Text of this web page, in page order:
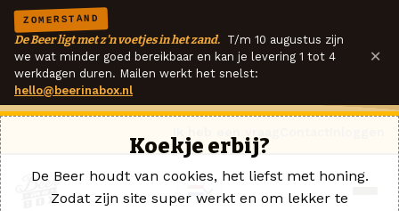
ZOMERSTAND
De Beer ligt met z'n voetjes in het zand. T/m 10 augustus zijn
we wat minder goed bereikbaar en kan je levering 1 tot 4
werkdagen duren. Mailen werkt het snelst:
hello@beerinabox.nl
×
Koekje erbij?
De Beer houdt van cookies, het liefst met honing.
Zodat zijn site super werkt en om lekker te